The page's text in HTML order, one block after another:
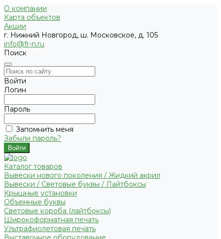
О компании
Карта объектов
Акции
г. Нижний Новгород, ш. Московское, д. 105
info@fr-n.ru
Поиск
Войти
Логин
Пароль
Запомнить меня
Забыли пароль?
Каталог товаров
Вывески нового поколения / Жидкий акрил
Вывески / Световые буквы / Лайтбоксы
Крышные установки
Объемные буквы
Световые короба (лайтбоксы)
Широкоформатная печать
Ультрафиолетовая печать